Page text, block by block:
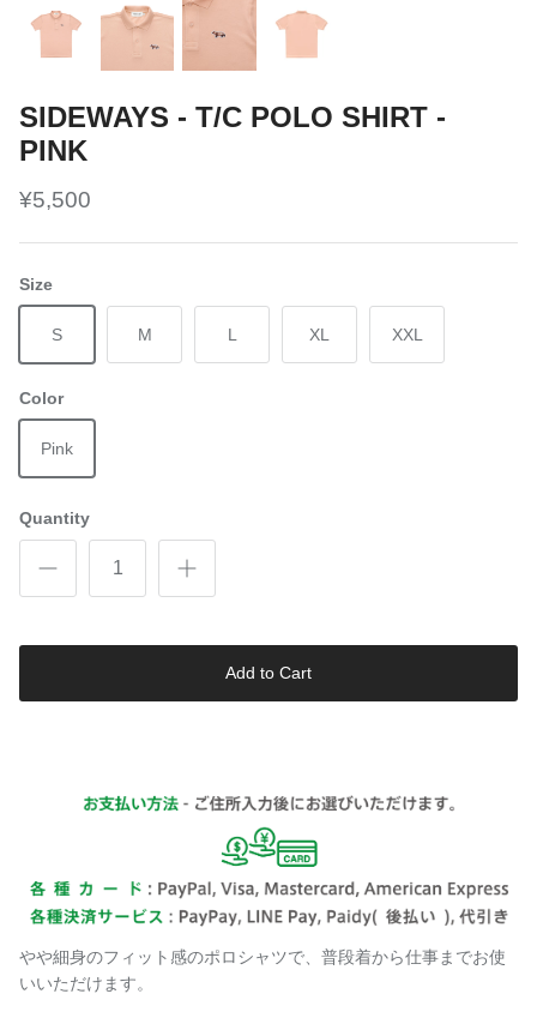
SIDEWAYS - T/C POLO SHIRT -
PINK
¥5,500
Size
S M L XL XXL
Color
Pink
Quantity
Add to Cart
やや細身のフィット感のポロシャツで、普段着から仕事までお使
いいただけます。